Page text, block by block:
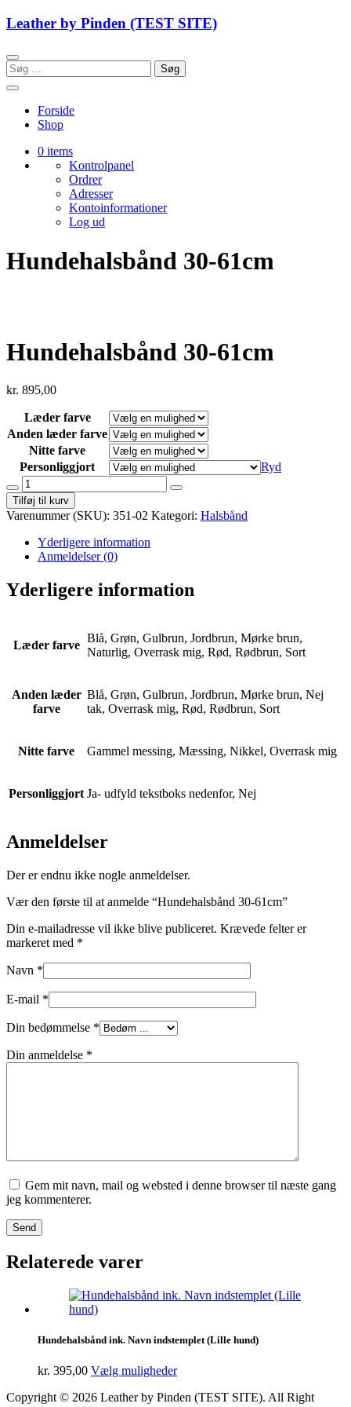
Skip
Leather by Pinden (TEST SITE)
Søg
efter:
Forside
Shop
0 items
Kontrolpanel
Ordrer
Adresser
Kontoinformationer
Log ud
Hundehalsbånd 30-61cm
Hundehalsbånd 30-61cm
kr. 895,00
Læder farve
Anden læder farve
Nitte farve
Personliggjort
Ryd
Hundehalsbånd
30-
61cm
antal
Tilføj til kurv
Varenummer (SKU): 351-02 Kategori: Halsbånd
Yderligere information
Anmeldelser (0)
Yderligere information
Læder farve
Blå, Grøn, Gulbrun, Jordbrun, Mørke brun,
Naturlig, Overrask mig, Rød, Rødbrun, Sort
Anden læder
farve
Blå, Grøn, Gulbrun, Jordbrun, Mørke brun, Nej
tak, Overrask mig, Rød, Rødbrun, Sort
Nitte farve Gammel messing, Mæssing, Nikkel, Overrask mig
Personliggjort Ja- udfyld tekstboks nedenfor, Nej
Anmeldelser
Der er endnu ikke nogle anmeldelser.
Vær den første til at anmelde “Hundehalsbånd 30-61cm”
Din e-mailadresse vil ikke blive publiceret. Krævede felter er
markeret med *
Navn *
E-mail *
Din bedømmelse *
Din anmeldelse *
Gem mit navn, mail og websted i denne browser til næste gang
jeg kommenterer.
Relaterede varer
Hundehalsbånd ink. Navn indstemplet (Lille hund)
kr. 395,00 Vælg muligheder
Copyright © 2026 Leather by Pinden (TEST SITE). All Right